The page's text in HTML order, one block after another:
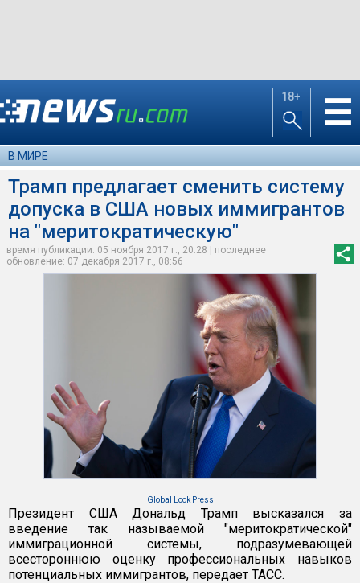
18+ ☰
В МИРЕ
Трамп предлагает сменить систему
допуска в США новых иммигрантов
на "меритократическую"
время публикации: 05 ноября 2017 г., 20:28 | последнее
обновление: 07 декабря 2017 г., 08:56
Global Look Press
Президент США Дональд Трамп высказался за
введение так называемой "меритократической"
иммиграционной системы, подразумевающей
всестороннюю оценку профессиональных навыков
потенциальных иммигрантов, передает ТАСС.